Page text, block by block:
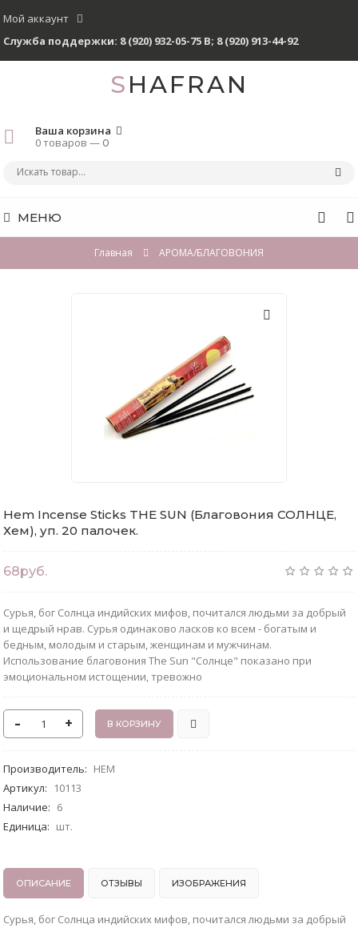
Мой аккаунт
Служба поддержки: 8 (920) 932-05-75 В; 8 (920) 913-44-92
SHAFRAN
Ваша корзина
0 товаров —0
МЕНЮ
Главная АРОМА/БЛАГОВОНИЯ
Hem Incense Sticks THE SUN (Благовония СОЛНЦЕ,
Хем), уп. 20 палочек.
68руб.
Сурья, бог Солнца индийских мифов, почитался людьми за добрый
и щедрый нрав. Сурья одинаково ласков ко всем - богатым и
бедным, молодым и старым, женщинам и мужчинам.
Использование благовония The Sun "Солнце" показано при
эмоциональном истощении, тревожно
- +
Производитель: HEM
Артикул:
10113
Наличие: 6
Единица: шт.
ОПИСАНИЕ ОТЗЫВЫ ИЗОБРАЖЕНИЯ
Сурья, бог Солнца индийских мифов, почитался людьми за добрый